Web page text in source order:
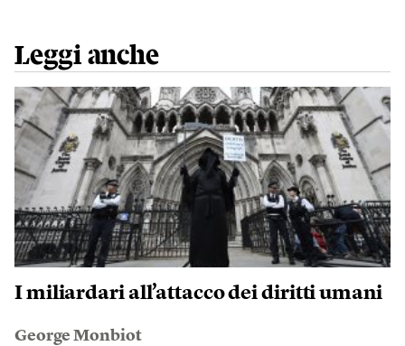
Leggi anche
I miliardari all’attacco dei diritti umani
George Monbiot